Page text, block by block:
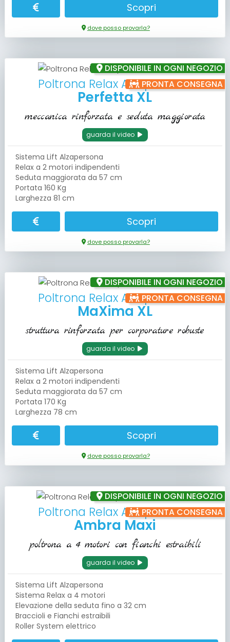
Scopri
dove posso provarla?
DISPONIBILE IN OGNI NEGOZIO
PRONTA CONSEGNA
Poltrona Relax Alzapersona
Perfetta XL
meccanica rinforzata e seduta maggiorata
guarda il video
Sistema Lift Alzapersona
Relax a 2 motori indipendenti
Seduta maggiorata da 57 cm
Portata 160 Kg
Larghezza 81 cm
Scopri
dove posso provarla?
DISPONIBILE IN OGNI NEGOZIO
PRONTA CONSEGNA
Poltrona Relax Alzapersona
MaXima XL
struttura rinforzata per corporature robuste
guarda il video
Sistema Lift Alzapersona
Relax a 2 motori indipendenti
Seduta maggiorata da 57 cm
Portata 170 Kg
Larghezza 78 cm
Scopri
dove posso provarla?
DISPONIBILE IN OGNI NEGOZIO
PRONTA CONSEGNA
Poltrona Relax Alzapersona
Ambra Maxi
poltrona a 4 motori con fianchi estraibili
guarda il video
Sistema Lift Alzapersona
Sistema Relax a 4 motori
Elevazione della seduta fino a 32 cm
Braccioli e Fianchi estraibili
Roller System elettrico